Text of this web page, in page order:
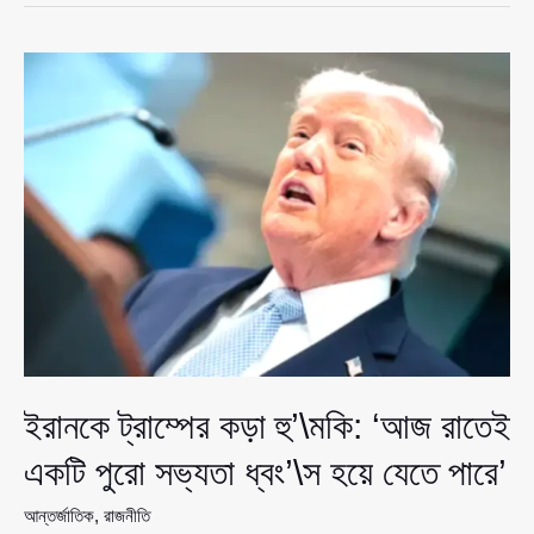
মেলানিয়া,
অভিযোগ
অস্বীকার
ইরানকে ট্রাম্পের কড়া হু’\মকি: ‘আজ রাতেই
একটি পুরো সভ্যতা ধ্বং’\স হয়ে যেতে পারে’
আন্তর্জাতিক, রাজনীতি